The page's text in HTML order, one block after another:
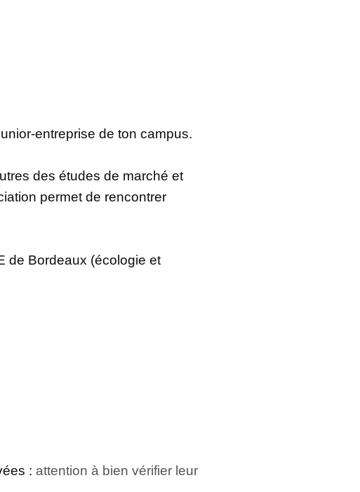
entreprise de ton campus.
des études de marché et
permet de rencontrer
de Bordeaux (écologie et
: attention à bien vérifier leur